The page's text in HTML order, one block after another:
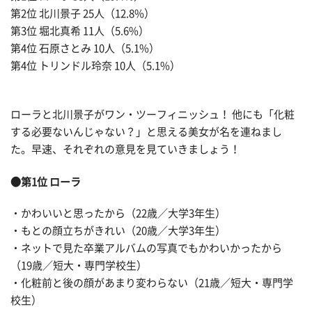
第2位 北川景子 25人（12.8%）
第3位 堀北真希 11人（5.6%）
第4位 石原さとみ 10人（5.1%）
第4位 トリンドル玲奈 10人（5.1%）
ローラと北川景子がワン・ツーフィニッシュ！ 他にも「化粧
する必要ないんじゃない？」と思える美女が名を連ねまし
た。早速、それぞれの意見を見ていきましょう！
●第1位 ローラ
・かわいいと思ったから（22歳／大学3年生）
・もとの顔立ちがきれい（20歳／大学3年生）
・ネットで見た卒業アルバムの写真でもかわいかったから
（19歳／短大・専門学校生）
・化粧前と後の顔があまり変わらない（21歳／短大・専門学
校生）